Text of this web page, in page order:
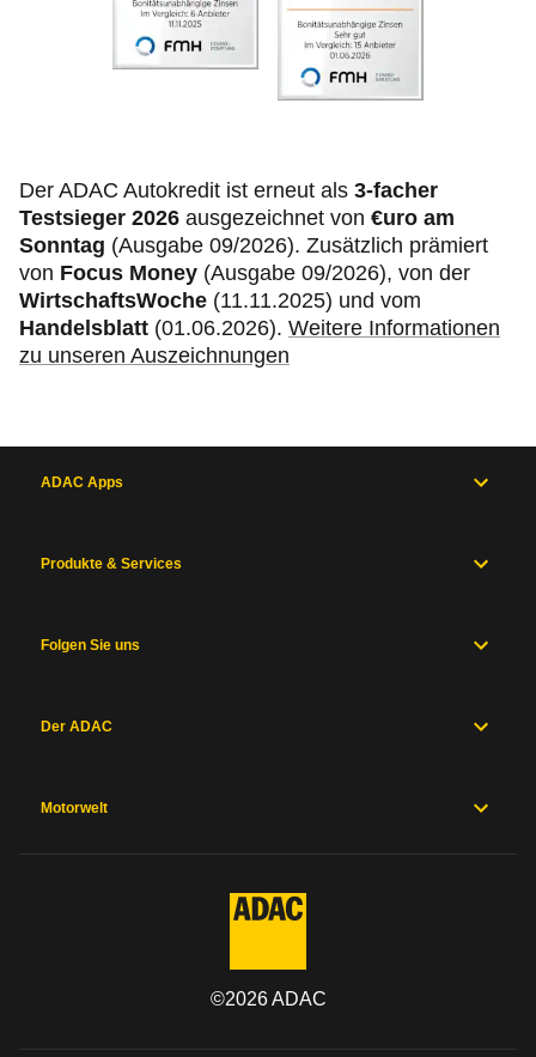
Der ADAC Autokredit ist erneut als 3-facher
Testsieger 2026 ausgezeichnet von €uro am
Sonntag (Ausgabe 09/2026). Zusätzlich prämiert
von Focus Money (Ausgabe 09/2026), von der
WirtschaftsWoche (11.11.2025) und vom
Handelsblatt (01.06.2026). Weitere Informationen
zu unseren Auszeichnungen
ADAC Apps
Produkte & Services
Folgen Sie uns
Der ADAC
Motorwelt
©2026ADAC